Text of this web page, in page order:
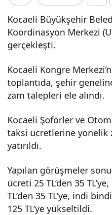
Kocaeli Büyükşehir
Koordinasyon Merkezi
gerçekleşti.
Kocaeli Kongre
toplantıda, şehir
zam talepleri ele alındı.
Kocaeli Şoförler ve
taksi ücretlerine yönelik
yatırıldı.
Yapılan görüşmeler
ücreti 25 TL’den 35
TL’den 35 TL’ye, indi
125 TL’ye yükseltildi.